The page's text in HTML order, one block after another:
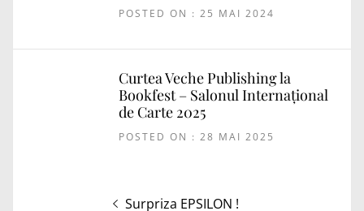
POSTED ON : 25 MAI 2024
Curtea Veche Publishing la
Bookfest – Salonul Internațional
de Carte 2025
POSTED ON : 28 MAI 2025
Articolul
Surpriza EPSILON !